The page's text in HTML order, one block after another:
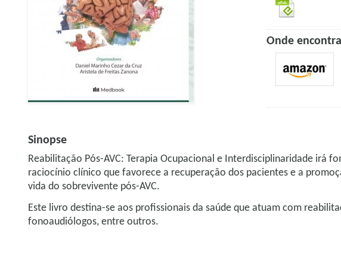
Onde
Sinopse
Reabilitação Pós-AVC: Terapia Ocupacional e Interdisciplinaridade irá
raciocínio clínico que favorece a recuperação dos pacientes e a
vida do sobrevivente pós-AVC.
Este livro destina-se aos profissionais da saúde que atuam com
fonoaudiólogos, entre outros.